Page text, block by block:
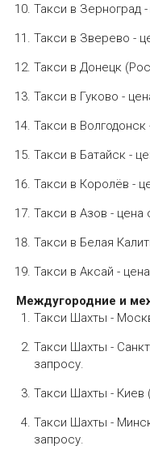
Такси в Зерноград
Такси в Зверево -
Такси в Донецк
Такси в Гуково -
Такси в Волгодонск
Такси в Батайск -
Такси в Королёв -
Такси в Азов - цена
Такси в Белая
Такси в Аксай -
Междугородние и
Такси Шахты -
Такси Шахты -
запросу.
Такси Шахты - Киев
Такси Шахты -
запросу.